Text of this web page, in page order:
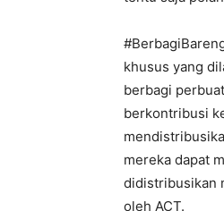
khusus yang
berbagi
berkontribusi
mereka dapat
didistribusikan
oleh ACT.